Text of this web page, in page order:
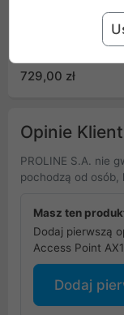
Access Point
UniFi 6 PRO (U6-
729,00 zł
Opinie
PROLINE S.A. nie
pochodzą od osób,
Masz ten
Dodaj pierwszą
Access Point
Dodaj